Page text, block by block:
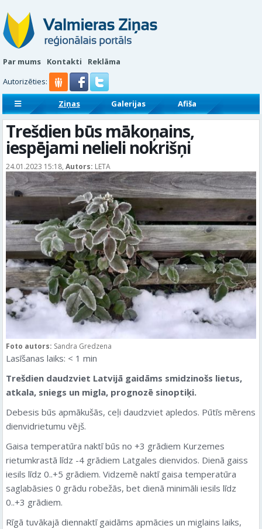
Par mums Kontakti
Reklāma
Autorizēties:
Ziņas Galerijas
Afiša
Sludinājumi
Reklāmraksti
Trešdien būs mākoņains,
iespējami nelieli nokrišņi
24.01.2023 15:18, Autors: LETA
Foto autors: Sandra Gredzena
Lasīšanas laiks: < 1 min
Trešdien daudzviet Latvijā gaidāms smidzinošs lietus,
atkala, sniegs un migla, prognozē sinoptiķi.
Debesis būs apmākušās, ceļi daudzviet apledos. Pūtīs mērens
dienvidrietumu vējš.
Gaisa temperatūra naktī būs no +3 grādiem Kurzemes
rietumkrastā līdz -4 grādiem Latgales dienvidos. Dienā gaiss
iesils līdz 0..+5 grādiem. Vidzemē naktī gaisa temperatūra
saglabāsies 0 grādu robežās, bet dienā minimāli iesils līdz
0..+3 grādiem.
Rīgā tuvākajā diennaktī gaidāms apmācies un miglains laiks,